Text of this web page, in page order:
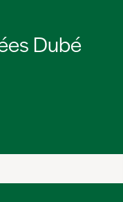
Dubé